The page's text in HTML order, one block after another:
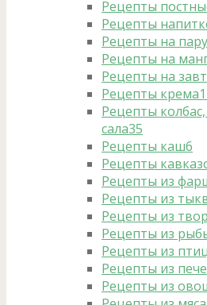
Рецепты
Рецепты
Рецепты на пару
Рецепты на
Рецепты на
Рецепты крема
Рецепты
сала35
Рецепты каш6
Рецепты
Рецепты из
Рецепты из
Рецепты из
Рецепты из
Рецепты из
Рецепты из
Рецепты из